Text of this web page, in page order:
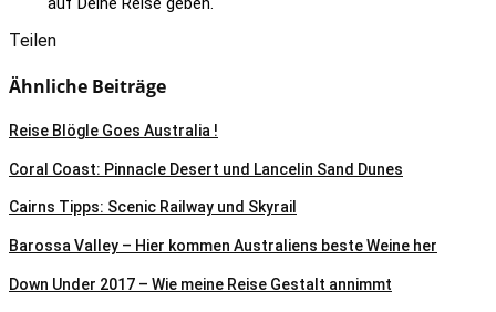
Teilen
Ähnliche Beiträge
Reise Blögle Goes Australia !
Coral Coast: Pinnacle Desert und Lancelin Sand Dunes
Cairns Tipps: Scenic Railway und Skyrail
Barossa Valley – Hier kommen Australiens beste Weine her
Down Under 2017 – Wie meine Reise Gestalt annimmt